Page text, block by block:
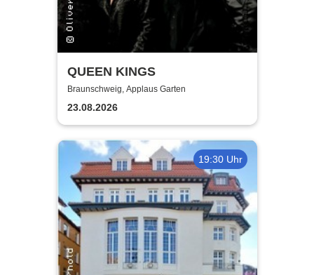
QUEEN KINGS
Braunschweig, Applaus Garten
23.08.2026
19:30 Uhr